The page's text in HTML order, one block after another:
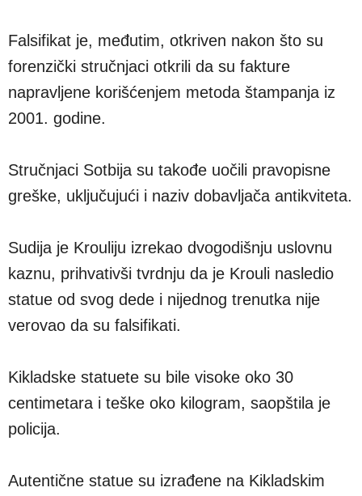
Falsifikat je, međutim, otkriven nakon što su
forenzički stručnjaci otkrili da su fakture
napravljene korišćenjem metoda štampanja iz
2001. godine.
Stručnjaci Sotbija su takođe uočili pravopisne
greške, uključujući i naziv dobavljača antikviteta.
Sudija je Krouliju izrekao dvogodišnju uslovnu
kaznu, prihvativši tvrdnju da je Krouli nasledio
statue od svog dede i nijednog trenutka nije
verovao da su falsifikati.
Kikladske statuete su bile visoke oko 30
centimetara i teške oko kilogram, saopštila je
policija.
Autentične statue su izrađene na Kikladskim